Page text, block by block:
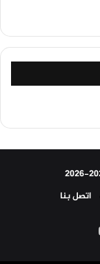
اتصل بنا
‫YouTube